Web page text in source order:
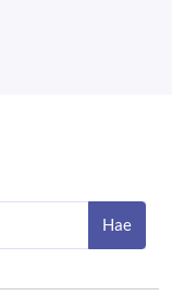
Hae